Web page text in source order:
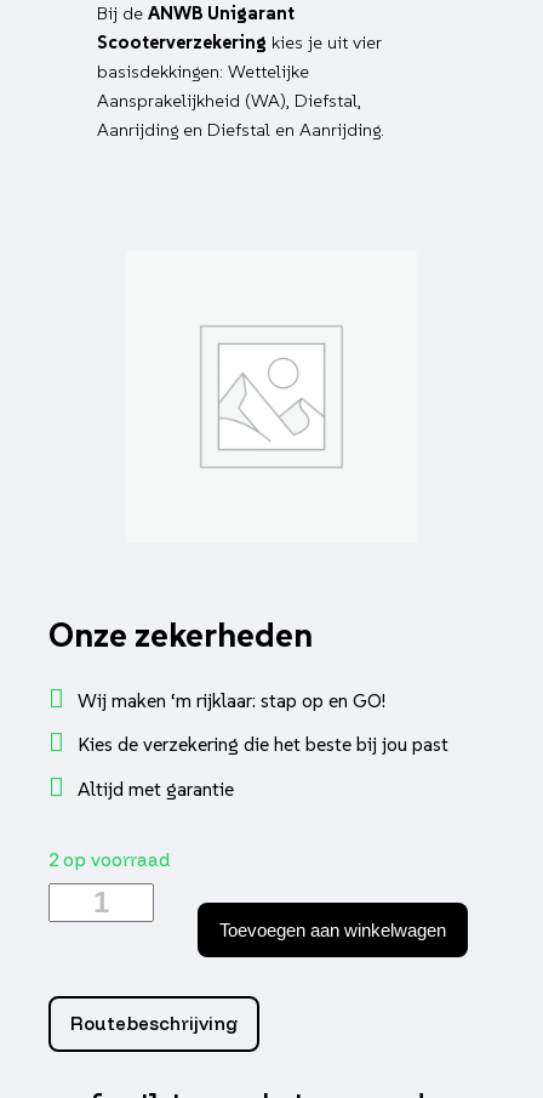
Bij de ANWB Unigarant
Scooterverzekering kies je uit vier
basisdekkingen: Wettelijke
Aansprakelijkheid (WA), Diefstal,
Aanrijding en Diefstal en Aanrijding.
Onze zekerheden
Wij maken ‘m rijklaar: stap op en GO!
Kies de verzekering die het beste bij jou past
Altijd met garantie
2 op voorraad
bougie
naraku
sco
china
4t,
Toevoegen aan winkelwagen
Routebeschrijving